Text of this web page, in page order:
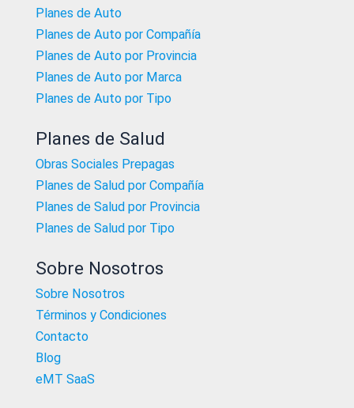
Planes de Auto
Planes de Auto por Compañía
Planes de Auto por Provincia
Planes de Auto por Marca
Planes de Auto por Tipo
Planes de Salud
Obras Sociales Prepagas
Planes de Salud por Compañía
Planes de Salud por Provincia
Planes de Salud por Tipo
Sobre Nosotros
Sobre Nosotros
Términos y Condiciones
Contacto
Blog
eMT SaaS